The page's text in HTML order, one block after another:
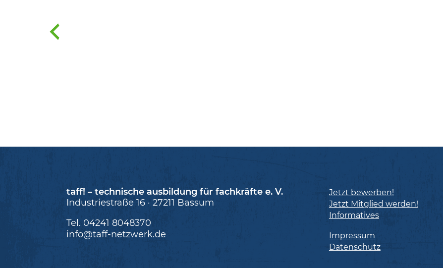
taff! – technische ausbildung für fachkräfte e. V.
Industriestraße 16 · 27211 Bassum
Tel. 04241 8048370
info@taff-netzwerk.de
Jetzt bewerben!
Jetzt Mitglied werden!
Informatives
Impressum
Datenschutz